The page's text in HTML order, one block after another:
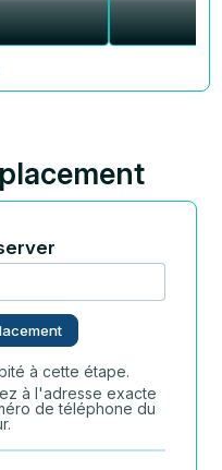
à cette étape.
à l'adresse exacte
de téléphone du